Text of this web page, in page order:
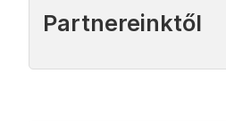
Partnereinktől